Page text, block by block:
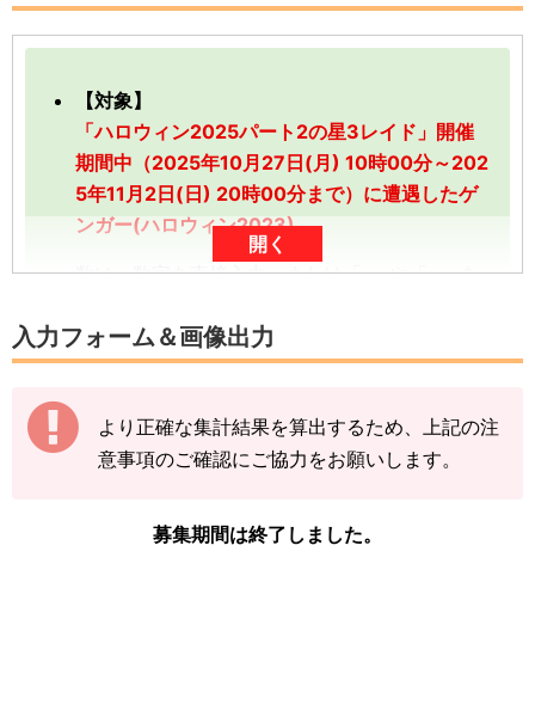
【対象】
「ハロウィン2025パート2の星3レイド」開催
期間中（2025年10月27日(月) 10時00分～202
5年11月2日(日) 20時00分まで）に遭遇したゲ
ンガー(ハロウィン2023)
数は、数字を直接入力、または「-」や「+」を
数字は、前回の入力内容に追加分を加算する形
【例】
途中結果が3匹→まずは「3」で送信
2」して「5」で送信
開く
入力フォーム＆画像出力
より正確な集計結果を算出するため、上記の注
意事項のご確認にご協力をお願いします。
募集期間は終了しました。